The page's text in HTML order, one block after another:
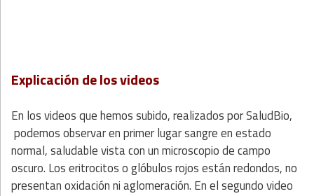
Explicación de los videos
En los videos que hemos subido, realizados por SaludBio,
podemos observar en primer lugar sangre en estado
normal, saludable vista con un microscopio de campo
oscuro. Los eritrocitos o glóbulos rojos están redondos, no
presentan oxidación ni aglomeración. En el segundo video